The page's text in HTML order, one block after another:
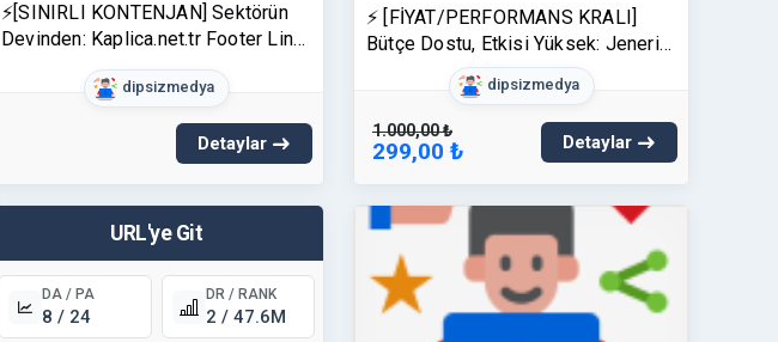
⚡[SINIRLI KONTENJAN] Sektörün
Devinden: Kaplica.net.tr Footer Link
ile Otoriteyi Sitenize Taşıyın! (Site-
dipsizmedya
Detaylar
⚡ [FİYAT/PERFORMANS KRALI]
Bütçe Dostu, Etkisi Yüksek: Jenerik
Forum Tanıtım Yazısı
dipsizmedya
1.000,00 ₺
299,00 ₺ Detaylar
URL'ye Git
DA / PA
8 / 24
DR / RANK
2 / 47.6M